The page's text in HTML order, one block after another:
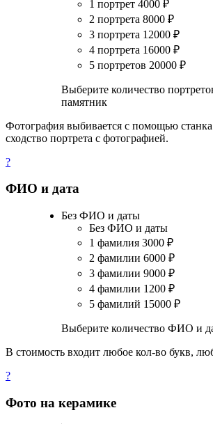
1 портрет 4000 ₽
2 портрета 8000 ₽
3 портрета 12000 ₽
4 портрета 16000 ₽
5 портретов 20000 ₽
Выберите количество
памятник
Фотография выбивается с помощью
сходство портрета с фотографией.
?
ФИО и дата
Без ФИО и даты
Без ФИО и даты
1 фамилия 3000 ₽
2 фамилии 6000 ₽
3 фамилии 9000 ₽
4 фамилии 1200 ₽
5 фамилий 15000 ₽
Выберите количество ФИО и
В стоимость входит любое кол-во букв,
?
Фото на керамике